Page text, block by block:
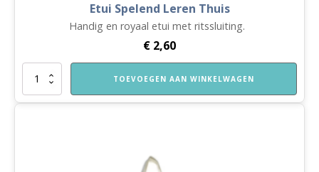
Etui Spelend Leren Thuis
Handig en royaal etui met ritssluiting.
€ 2,60
Etui
Leren
TOEVOEGEN AAN WINKELWAGEN